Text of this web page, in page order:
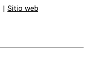
Sitio web